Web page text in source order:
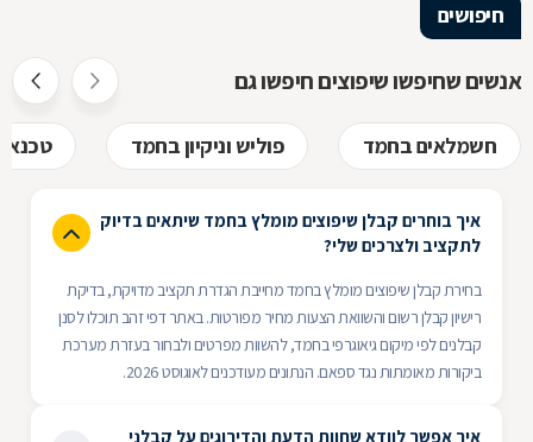
חיפושים
אנשים שחיפשו שיפוצים חיפשו גם
חשמלאים בחמד פוליש וניקיון בחמד
איך בוחרים קבלן שיפוצים מומלץ בחמד שיתאים בדיוק
לתקציב ולצרכים שלי?
בחירת קבלן שיפוצים מומלץ בחמד מחייבת הגדרת תקציב מדויקת, בדיקת
רישיון קבלן רשום והשוואת הצעות מחיר מפורטות. באתר דפי זהב תוכלו לסנן
קבלנים לפי מיקום גיאוגרפי בחמד, להשוות מפרטים ולבחור בעזרת מערכת
ביקורות מאומתות נגד ספאם. הנתונים מעודכנים לאוגוסט 2026.
איך אפשר לוודא שחוות הדעת והדירוגים על קבלני